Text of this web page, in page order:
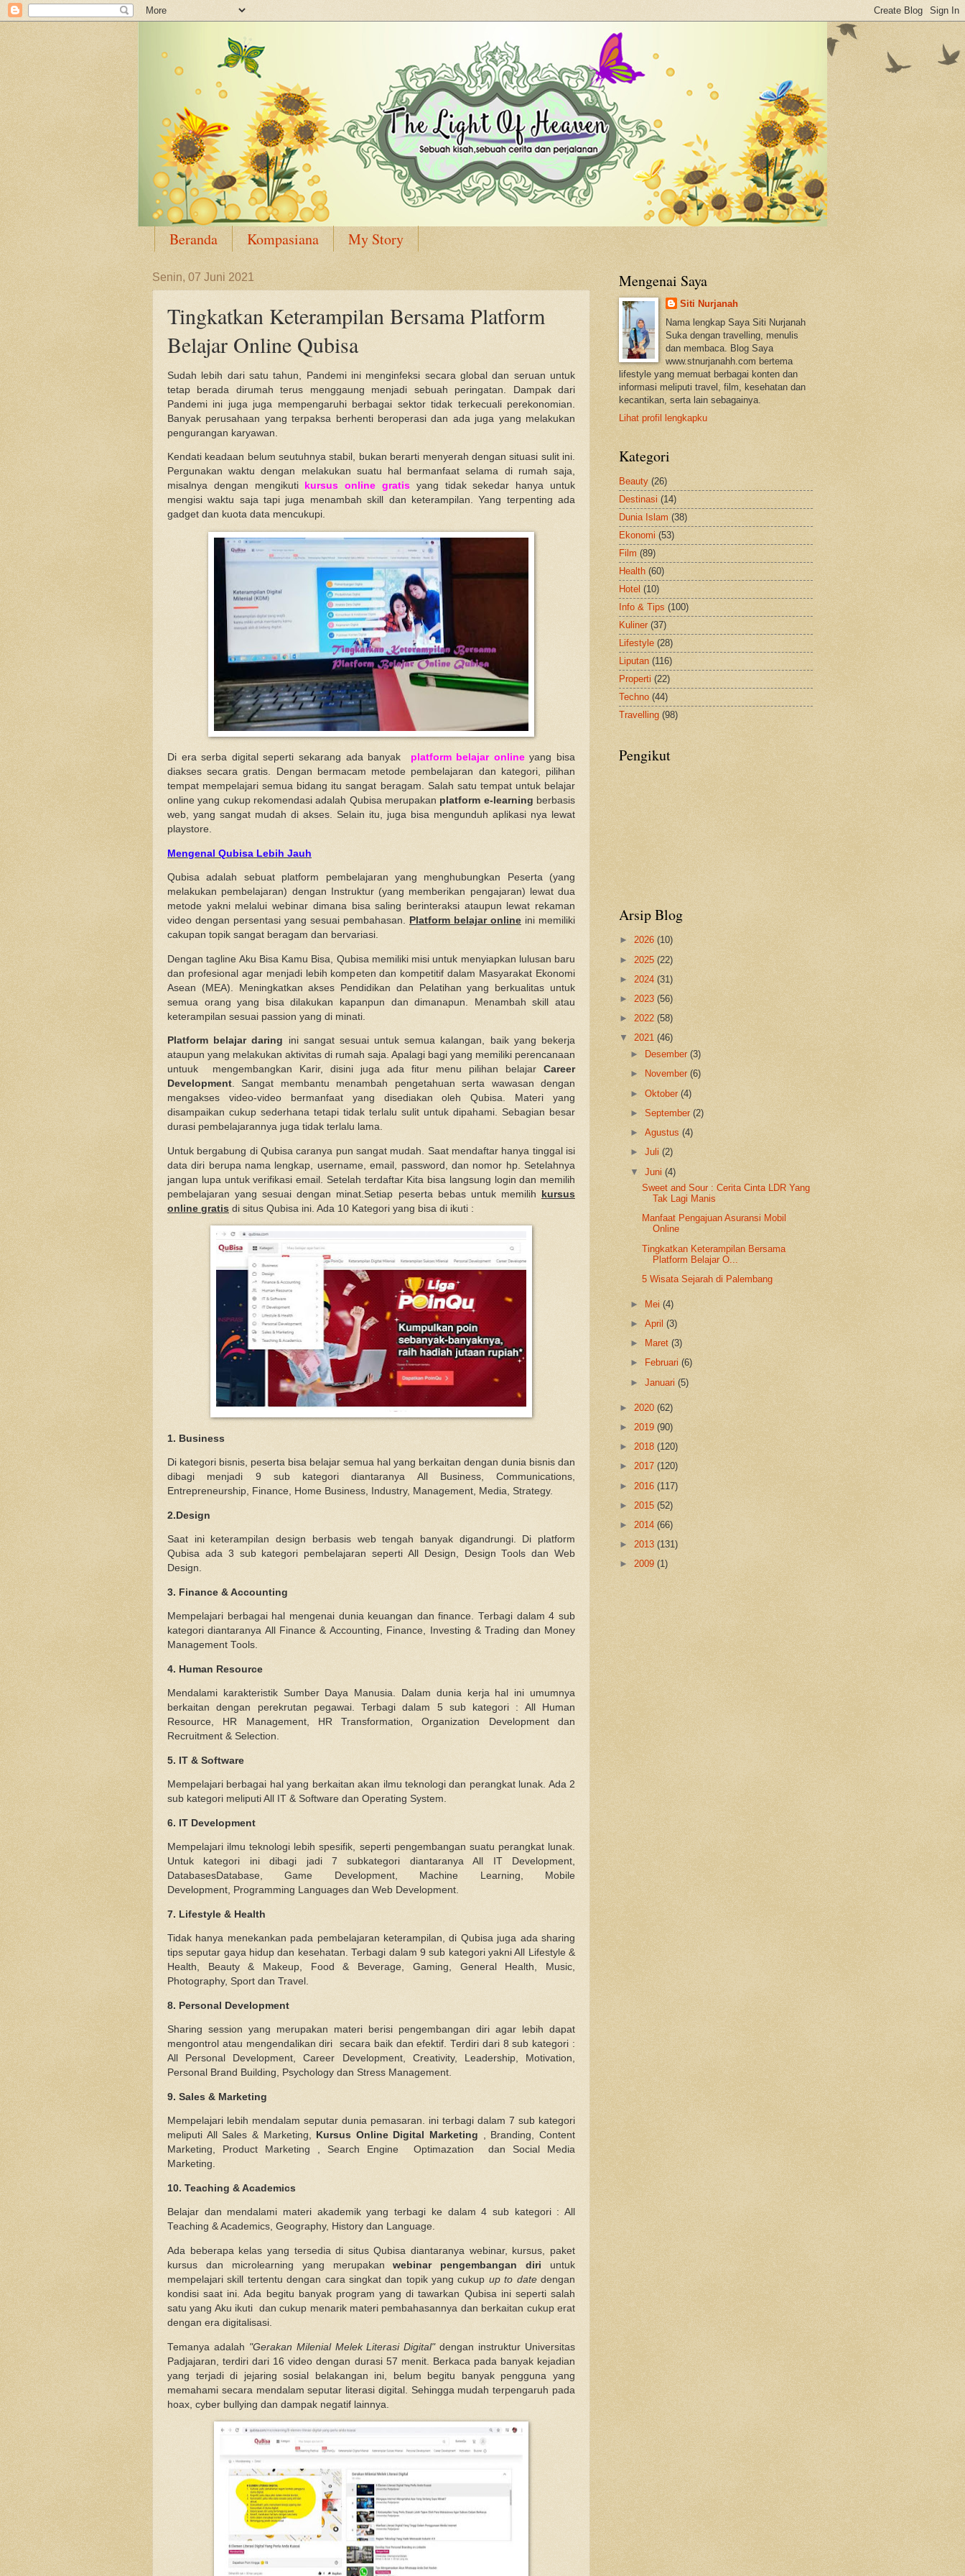
Beranda Kompasiana My Story
Senin, 07 Juni 2021
Tingkatkan Keterampilan Bersama Platform
Belajar Online Qubisa
Sudah lebih dari satu tahun, Pandemi ini menginfeksi secara global dan seruan untuk
tetap berada dirumah terus menggaung menjadi sebuah peringatan. Dampak dari
Pandemi ini juga juga mempengaruhi berbagai sektor tidak terkecuali perekonomian.
Banyak perusahaan yang terpaksa berhenti beroperasi dan ada juga yang melakukan
pengurangan karyawan.
Kendati keadaan belum seutuhnya stabil, bukan berarti menyerah dengan situasi sulit ini.
Pergunakan waktu dengan melakukan suatu hal bermanfaat selama di rumah saja,
misalnya dengan mengikuti
kursus online gratis yang tidak sekedar hanya untuk
mengisi waktu saja tapi juga menambah skill dan keterampilan. Yang terpenting ada
gadget dan kuota data mencukupi.
Di era serba digital seperti sekarang ada banyak platform belajar onlineyang bisa
diakses secara gratis. Dengan bermacam metode pembelajaran dan kategori, pilihan
tempat mempelajari semua bidang itu sangat beragam. Salah satu tempat untuk belajar
online yang cukup rekomendasi adalah Qubisa merupakan platform e-learning berbasis
web, yang sangat mudah di akses. Selain itu, juga bisa mengunduh aplikasi nya lewat
playstore.
Mengenal Qubisa Lebih Jauh
Qubisa adalah sebuat platform pembelajaran yang menghubungkan Peserta (yang
melakukan pembelajaran) dengan Instruktur (yang memberikan pengajaran) lewat dua
metode yakni melalui webinar dimana bisa saling berinteraksi ataupun lewat rekaman
video dengan persentasi yang sesuai pembahasan. Platform belajar online ini memiliki
cakupan topik sangat beragam dan bervariasi.
Dengan tagline Aku Bisa Kamu Bisa, Qubisa memiliki misi untuk menyiapkan lulusan baru
dan profesional agar menjadi lebih kompeten dan kompetitif dalam Masyarakat Ekonomi
Asean (MEA). Meningkatkan akses Pendidikan dan Pelatihan yang berkualitas untuk
semua orang yang bisa dilakukan kapanpun dan dimanapun. Menambah skill atau
keterampilan sesuai passion yang di minati.
Platform belajar daring ini sangat sesuai untuk semua kalangan, baik yang bekerja
ataupun yang melakukan aktivitas di rumah saja. Apalagi bagi yang memiliki perencanaan
untuuk mengembangkan Karir, disini juga ada fitur menu pilihan belajar Career
Development.Sangat membantu menambah pengetahuan serta wawasan dengan
mengakses video-video bermanfaat yang disediakan oleh Qubisa. Materi yang
disampaikan cukup sederhana tetapi tidak terlalu sulit untuk dipahami. Sebagian besar
durasi pembelajarannya juga tidak terlalu lama.
Untuk bergabung di Qubisa caranya pun sangat mudah. Saat mendaftar hanya tinggal isi
data diri berupa nama lengkap, username, email, password, dan nomor hp. Setelahnya
jangan lupa untuk verifikasi email. Setelah terdaftar Kita bisa langsung login dan memilih
pembelajaran yang sesuai dengan minat.Setiap peserta bebas untuk memilih kursus
online gratis di situs Qubisa ini. Ada 10 Kategori yang bisa di ikuti :
1. Business
Di kategori bisnis, peserta bisa belajar semua hal yang berkaitan dengan dunia bisnis dan
dibagi menjadi 9 sub kategori diantaranya All Business, Communications,
Entrepreneurship, Finance, Home Business, Industry, Management, Media, Strategy.
2.Design
Saat ini keterampilan design berbasis web tengah banyak digandrungi. Di platform
Qubisa ada 3 sub kategori pembelajaran seperti All Design, Design Tools dan Web
Design.
3. Finance & Accounting
Mempelajari berbagai hal mengenai dunia keuangan dan finance. Terbagi dalam 4 sub
kategori diantaranya All Finance & Accounting, Finance, Investing & Trading dan Money
Management Tools.
4. Human Resource
Mendalami karakteristik Sumber Daya Manusia. Dalam dunia kerja hal ini umumnya
berkaitan dengan perekrutan pegawai. Terbagi dalam 5 sub kategori : All Human
Resource, HR Management, HR Transformation, Organization Development dan
Recruitment & Selection.
5. IT & Software
Mempelajari berbagai hal yang berkaitan akan ilmu teknologi dan perangkat lunak. Ada 2
sub kategori meliputi All IT & Software dan Operating System.
6. IT Development
Mempelajari ilmu teknologi lebih spesifik, seperti pengembangan suatu perangkat lunak.
Untuk kategori ini dibagi jadi 7 subkategori diantaranya All IT Development,
DatabasesDatabase, Game Development, Machine Learning, Mobile
Development, Programming Languages dan Web Development.
7. Lifestyle & Health
Tidak hanya menekankan pada pembelajaran keterampilan, di Qubisa juga ada sharing
tips seputar gaya hidup dan kesehatan. Terbagi dalam 9 sub kategori yakni All Lifestyle &
Health, Beauty & Makeup, Food & Beverage, Gaming, General Health, Music,
Photography, Sport dan Travel.
8. Personal Development
Sharing session yang merupakan materi berisi pengembangan diri agar lebih dapat
mengontrol atau mengendalikan diri secara baik dan efektif. Terdiri dari 8 sub kategori :
All Personal Development, Career Development, Creativity, Leadership, Motivation,
Personal Brand Building, Psychology dan Stress Management.
9. Sales & Marketing
Mempelajari lebih mendalam seputar dunia pemasaran. ini terbagi dalam 7 sub kategori
meliputi All Sales & Marketing,
Kursus Online Digital Marketing , Branding, Content
Marketing, Product Marketing , Search Engine Optimazation dan Social Media
Marketing.
10. Teaching & Academics
Belajar dan mendalami materi akademik yang terbagi ke dalam 4 sub kategori : All
Teaching & Academics, Geography, History dan Language.
Ada beberapa kelas yang tersedia di situs Qubisa diantaranya webinar, kursus, paket
kursus dan microlearning yang merupakanwebinar pengembangan diri untuk
mempelajari skill tertentu dengan cara singkat dan topik yang cukup up to datedengan
kondisi saat ini. Ada begitu banyak program yang di tawarkan Qubisa ini seperti salah
satu yang Aku ikuti dan cukup menarik materi pembahasannya dan berkaitan cukup erat
dengan era digitalisasi.
Temanya adalah "Gerakan Milenial Melek Literasi Digital"dengan instruktur Universitas
Padjajaran, terdiri dari 16 video dengan durasi 57 menit. Berkaca pada banyak kejadian
yang terjadi di jejaring sosial belakangan ini, belum begitu banyak pengguna yang
memahami secara mendalam seputar literasi digital. Sehingga mudah terpengaruh pada
hoax, cyber bullying dan dampak negatif lainnya.
Mengenai Saya
Siti Nurjanah
Nama lengkap Saya Siti Nurjanah
Suka dengan travelling, menulis
dan membaca. Blog Saya
www.stnurjanahh.com bertema
lifestyle yang memuat berbagai konten dan
informasi meliputi travel, film, kesehatan dan
kecantikan, serta lain sebagainya.
Lihat profil lengkapku
Kategori
Beauty (26)
Destinasi (14)
Dunia Islam (38)
Ekonomi (53)
Film (89)
Health (60)
Hotel (10)
Info & Tips (100)
Kuliner (37)
Lifestyle (28)
Liputan (116)
Properti (22)
Techno (44)
Travelling (98)
Pengikut
Arsip Blog
► 2026 (10)
► 2025 (22)
► 2024 (31)
► 2023 (56)
► 2022 (58)
▼ 2021 (46)
►
Desember(3)
►
November(6)
►Oktober(4)
►September(2)
►Agustus(4)
►Juli(2)
▼Juni(4)
Sweet and Sour : Cerita Cinta LDR Yang
Tak Lagi Manis
Manfaat Pengajuan Asuransi Mobil
Online
Tingkatkan Keterampilan Bersama
Platform Belajar O...
5 Wisata Sejarah di Palembang
► Mei(4)
►April(3)
►
Maret(3)
►
Februari(6)
►Januari(5)
► 2020 (62)
► 2019 (90)
► 2018 (120)
► 2017 (120)
► 2016 (117)
► 2015 (52)
► 2014 (66)
► 2013 (131)
► 2009 (1)